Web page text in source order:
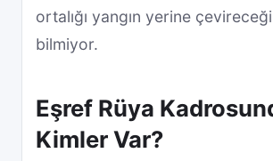
ortalığı yangın yerine
bilmiyor.
Eşref Rüya
Kimler Var?